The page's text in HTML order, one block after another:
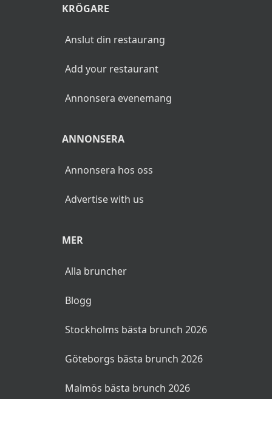
KRÖGARE
Anslut din restaurang
Add your restaurant
Annonsera evenemang
ANNONSERA
Annonsera hos oss
Advertise with us
MER
Alla bruncher
Blogg
Stockholms bästa brunch 2026
Göteborgs bästa brunch 2026
Malmös bästa brunch 2026